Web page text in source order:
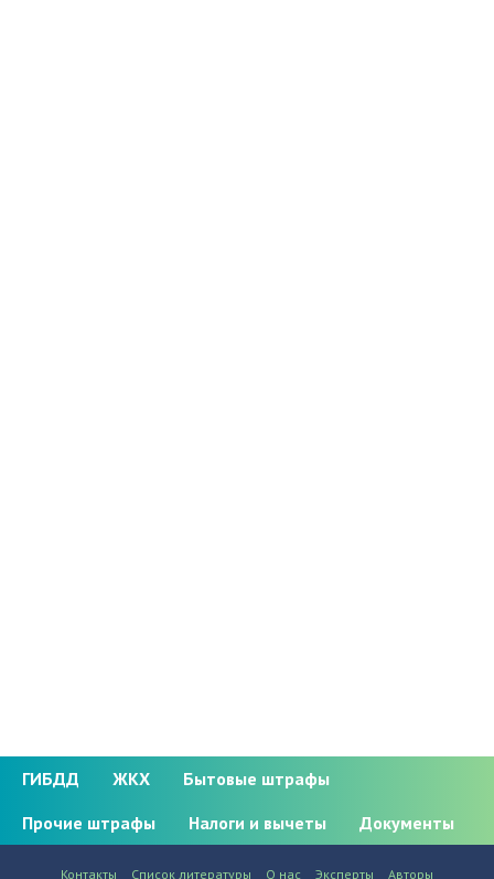
ГИБДД ЖКХ
Бытовые штрафы
Прочие штрафы
Налоги и вычеты Документы
Контакты Список литературы О нас Эксперты Авторы